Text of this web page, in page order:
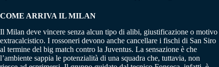
COME ARRIVA IL MILAN
Il Milan deve vincere senza alcun tipo di alibi, giustificazione o motivo
extracalcistico. I rossoneri devono anche cancellare i fischi di San Siro
al termine del big match contro la Juventus. La sensazione è che
l’ambiente sappia le potenzialità di una squadra che, tuttavia, non